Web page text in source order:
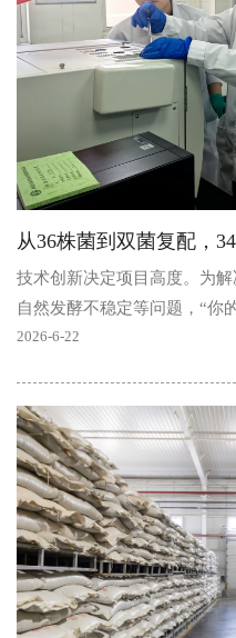
技术创新决定项目高度。为
自然发酵不稳定等问题，“你
益生菌菌种筛选与复配工艺上
2026-6-22